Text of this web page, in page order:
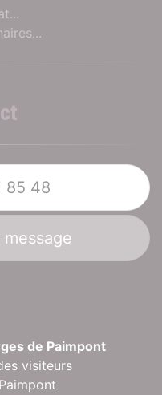
85 48
de Paimpont
visiteurs